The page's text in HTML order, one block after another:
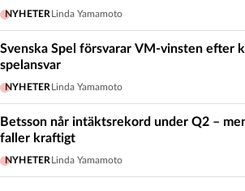
NYHETER Linda Yamamoto
Svenska Spel försvarar VM-vinsten efter
spelansvar
NYHETER Linda Yamamoto
Betsson når intäktsrekord under Q2 –
faller kraftigt
NYHETER Linda Yamamoto